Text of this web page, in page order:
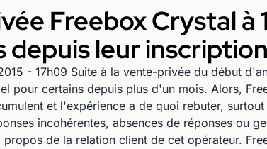
Freebox Crystal à
depuis leur
- 17h09 Suite à la vente-privée du début
pour certains depuis plus d'un mois. Alors,
et l'expérience a de quoi rebuter,
incohérentes, absences de réponses ou
de la relation client de cet opérateur.